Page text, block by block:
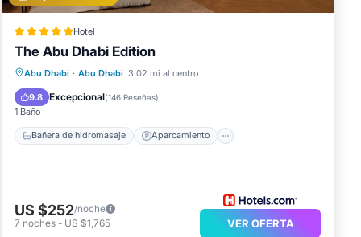
Hotel
The Abu Dhabi Edition
Abu Dhabi · Abu Dhabi 3.02 mi al centro
9.8 Excepcional(146 Reseñas)
1 Baño
Bañera de hidromasaje Aparcamiento
Bañera de hidromasaje
Aparcamiento
Piscina
Spa
US $252/noche
7 noches - US $1,765 VER OFERTA